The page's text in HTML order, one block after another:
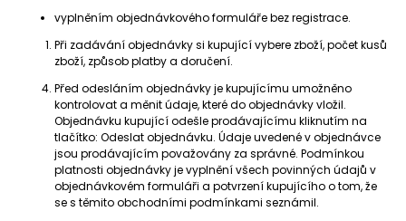
vyplněním objednávkového formuláře bez registrace.
Při zadávání objednávky si kupující vybere zboží, počet kusů
zboží, způsob platby a doručení.
Před odesláním objednávky je kupujícímu umožněno
kontrolovat a měnit údaje, které do objednávky vložil.
Objednávku kupující odešle prodávajícímu kliknutím na
tlačítko: Odeslat objednávku. Údaje uvedené v objednávce
jsou prodávajícím považovány za správné. Podmínkou
platnosti objednávky je vyplnění všech povinných údajů v
objednávkovém formuláři a potvrzení kupujícího o tom, že
se s těmito obchodními podmínkami seznámil.